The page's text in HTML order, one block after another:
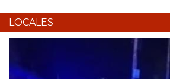
LOCALES